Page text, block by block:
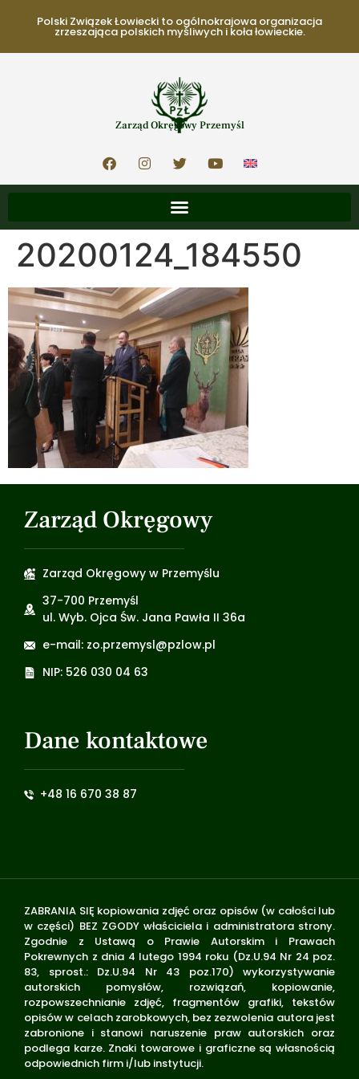
Polski Związek Łowiecki to ogólnokrajowa organizacja
zrzeszająca polskich myśliwych i koła łowieckie.
Zarząd Okręgowy Przemyśl
20200124_184550
Zarząd Okręgowy
Zarząd Okręgowy w Przemyślu
37-700 Przemyśl
ul. Wyb. Ojca Św. Jana Pawła II 36a
e-mail: zo.przemysl@pzlow.pl
NIP: 526 030 04 63
Dane kontaktowe
+48 16 670 38 87
ZABRANIA SIĘ kopiowania zdjęć oraz opisów (w całości lub
w części) BEZ ZGODY właściciela i administratora strony.
Zgodnie z Ustawą o Prawie Autorskim i Prawach
Pokrewnych z dnia 4 lutego 1994 roku (Dz.U.94 Nr 24 poz.
83, sprost.: Dz.U.94 Nr 43 poz.170) wykorzystywanie
autorskich pomysłów, rozwiązań, kopiowanie,
rozpowszechnianie zdjęć, fragmentów grafiki, tekstów
opisów w celach zarobkowych, bez zezwolenia autora jest
zabronione i stanowi naruszenie praw autorskich oraz
podlega karze. Znaki towarowe i graficzne są własnością
odpowiednich firm i/lub instytucji.